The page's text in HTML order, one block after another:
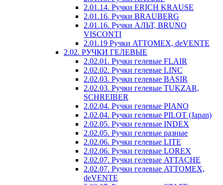
2.01.14. Ручки ERICH KRAUSE
2.01.16. Ручки BRAUBERG
2.01.16. Ручки АЛЬТ, BRUNO
VISCONTI
2.01.19 Ручки ATTOMEX, deVENTE
2.02. РУЧКИ ГЕЛЕВЫЕ
2.02.01. Ручки гелевые FLAIR
2.02.02. Ручки гелевые LINC
2.02.03. Ручки гелевые BASIR
2.02.03. Ручки гелевые TUKZAR,
SCHREIBER
2.02.04. Ручки гелевые PIANO
2.02.04. Ручки гелевые PILOT (Japan)
2.02.05. Ручки гелевые INDEX
2.02.05. Ручки гелевые разные
2.02.06. Ручки гелевые LITE
2.02.06. Ручки гелевые LOREX
2.02.07. Ручки гелевые ATTACHE
2.02.07. Ручки гелевые ATTOMEX,
deVENTE